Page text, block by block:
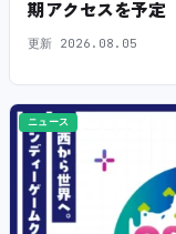
期アクセスを予定
更新 2026.08.05
ニュース